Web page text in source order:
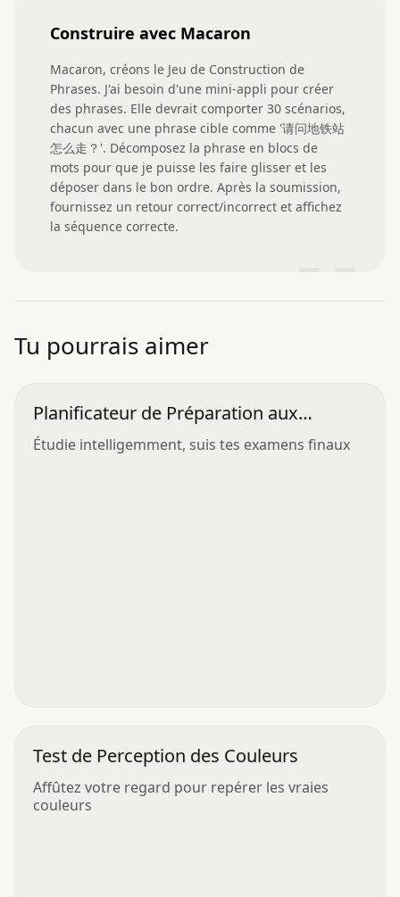
Construire avec Macaron
Macaron, créons le Jeu de Construction de
Phrases. J'ai besoin d'une mini-appli pour créer
des phrases. Elle devrait comporter 30 scénarios,
chacun avec une phrase cible comme '请问地铁站
怎么走？'. Décomposez la phrase en blocs de
mots pour que je puisse les faire glisser et les
déposer dans le bon ordre. Après la soumission,
fournissez un retour correct/incorrect et affichez
la séquence correcte.
Tu pourrais aimer
Planificateur de Préparation aux
Examens
Étudie intelligemment, suis tes examens finaux
Test de Perception des Couleurs
Affûtez votre regard pour repérer les vraies
couleurs